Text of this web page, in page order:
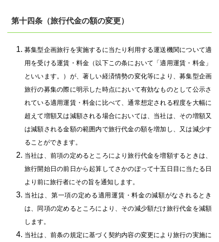
第十四条（旅行代金の額の変更）
募集型企画旅行を実施するに当たり利用する運送機関について適
用を受ける運賃・料金（以下この条において「適用運賃・料金」
といいます。）が、著しい経済情勢の変化等により、募集型企画
旅行の募集の際に明示した時点において有効なものとして公示さ
れている適用運賃・料金に比べて、通常想定される程度を大幅に
超えて増額又は減額される場合においては、当社は、その増額又
は減額される金額の範囲内で旅行代金の額を増加し、又は減少す
ることができます。
当社は、前項の定めるところにより旅行代金を増額するときは、
旅行開始日の前日から起算してさかのぼって十五日目に当たる日
より前に旅行者にその旨を通知します。
当社は、第一項の定める適用運賃・料金の減額がなされるとき
は、同項の定めるところにより、その減少額だけ旅行代金を減額
します。
当社は、前条の規定に基づく契約内容の変更により旅行の実施に